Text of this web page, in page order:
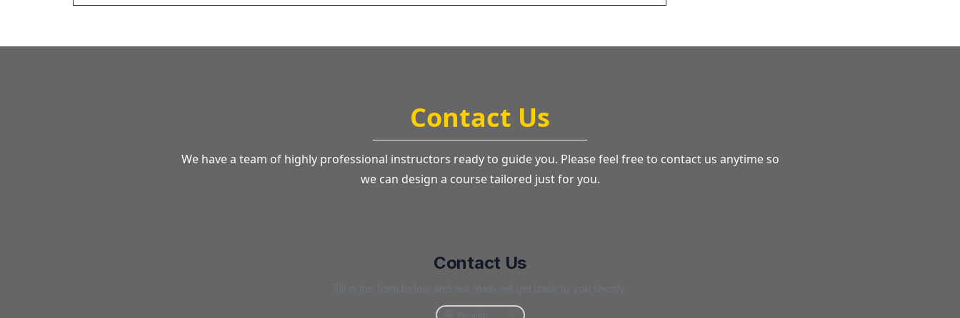
Contact Us
We have a team of highly professional instructors ready to guide you. Please feel free to contact us anytime so
we can design a course tailored just for you.